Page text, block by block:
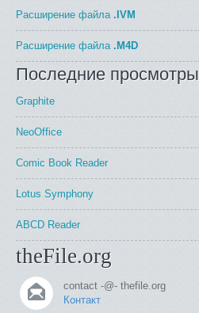
Расширение файла .IVM
Расширение файла .M4D
Последние просмотры
Graphite
NeoOffice
Comic Book Reader
Lotus Symphony
ABCD Reader
theFile.org
contact -@- thefile.org
Контакт